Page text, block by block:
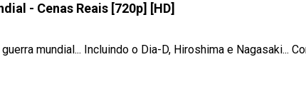
- Cenas Reais [720p] [HD]
mundial... Incluindo o Dia-D, Hiroshima e Nagasaki...